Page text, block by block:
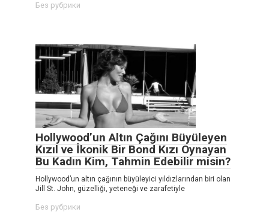
Без рубрики
Hollywood’un Altın Çağını Büyüleyen
Kızıl ve İkonik Bir Bond Kızı Oynayan
Bu Kadın Kim, Tahmin Edebilir misin?
Hollywood’un altın çağının büyüleyici yıldızlarından biri olan
Jill St. John, güzelliği, yeteneği ve zarafetiyle
Без рубрики